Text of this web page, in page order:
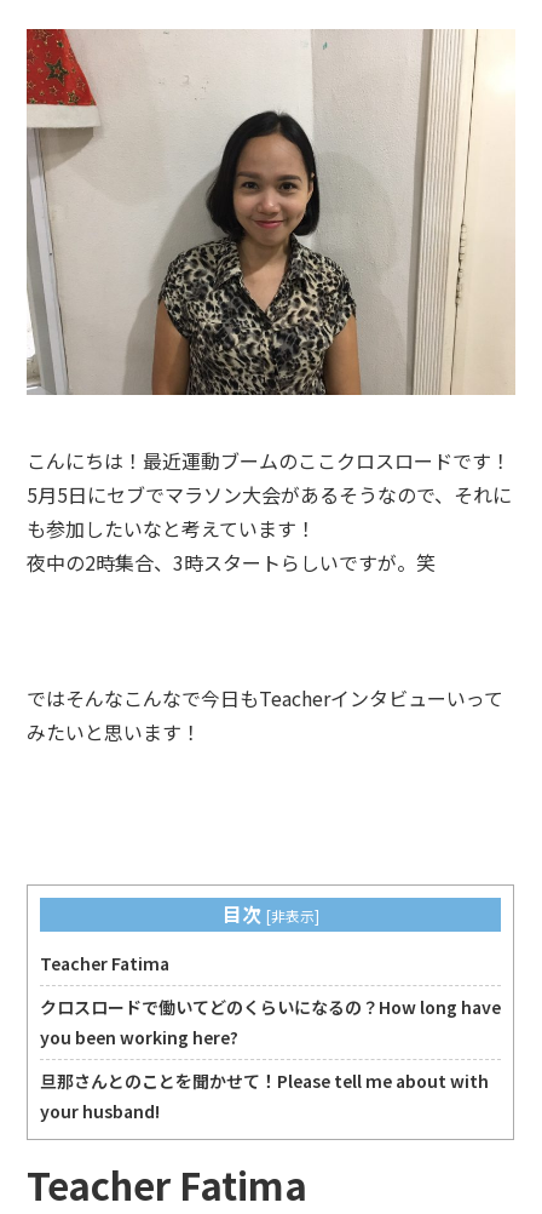
こんにちは！最近運動ブームのここクロスロードです！
5月5日にセブでマラソン大会があるそうなので、それに
も参加したいなと考えています！
夜中の2時集合、3時スタートらしいですが。笑
ではそんなこんなで今日もTeacherインタビューいって
みたいと思います！
目次 [非表示]
Teacher Fatima
クロスロードで働いてどのくらいになるの？How long have
you been working here?
旦那さんとのことを聞かせて！Please tell me about with
your husband!
Teacher Fatima